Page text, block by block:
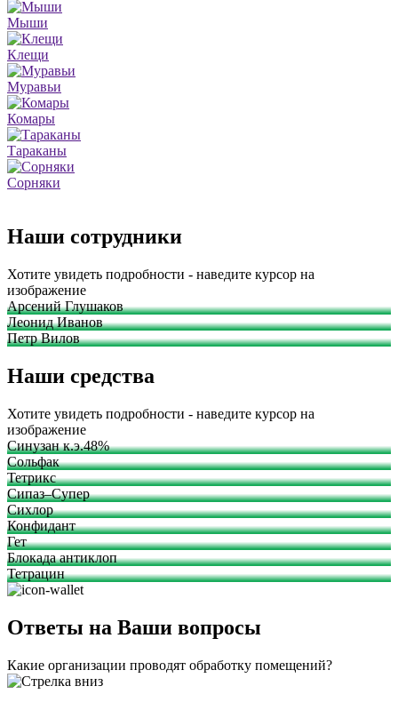
Мыши
Клещи
Муравьи
Комары
Тараканы
Сорняки
Наши сотрудники
Хотите увидеть подробности - наведите курсор на
изображение
Арсений Глушаков
Леонид Иванов
Петр Вилов
Наши средства
Хотите увидеть подробности - наведите курсор на
изображение
Синузан к.э.48%
Сольфак
Тетрикс
Сипаз–Супер
Сихлор
Конфидант
Гет
Блокада антиклоп
Тетрацин
Ответы на Ваши вопросы
Какие организации проводят обработку помещений?